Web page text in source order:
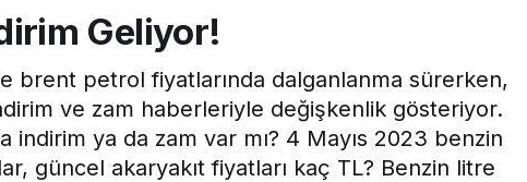
Geliyor!
brent petrol fiyatlarında dalganlanma sürerken,
ve zam haberleriyle değişkenlik gösteriyor.
indirim ya da zam var mı? 4 Mayıs 2023 benzin
güncel akaryakıt fiyatları kaç TL? Benzin litre